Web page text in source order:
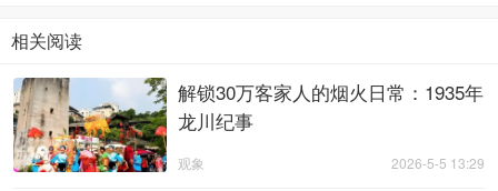
相关阅读
解锁30万客家人的烟火日常：1935年
龙川纪事
2026-5-5 13:29
观象